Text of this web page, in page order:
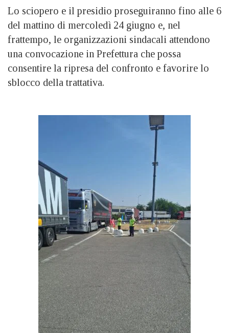
Lo sciopero e il presidio proseguiranno fino alle 6
del mattino di mercoledì 24 giugno e, nel
frattempo, le organizzazioni sindacali attendono
una convocazione in Prefettura che possa
consentire la ripresa del confronto e favorire lo
sblocco della trattativa.